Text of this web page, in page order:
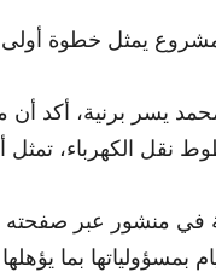
يمثل خطوة
نقل الكهرباء، تمثل
في منشور عبر صفحته
بمسؤولياتها بما